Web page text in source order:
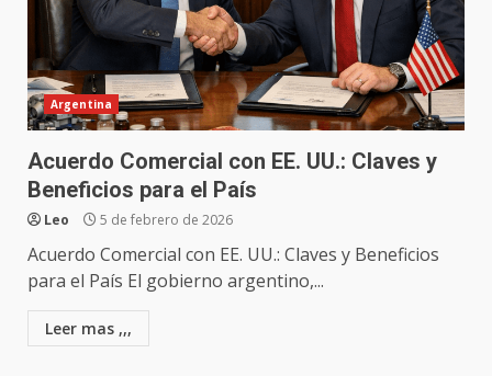
Argentina
Acuerdo Comercial con EE. UU.: Claves y
Beneficios para el País
Leo 5 de febrero de 2026
Acuerdo Comercial con EE. UU.: Claves y Beneficios
para el País El gobierno argentino,...
Leer mas ,,,